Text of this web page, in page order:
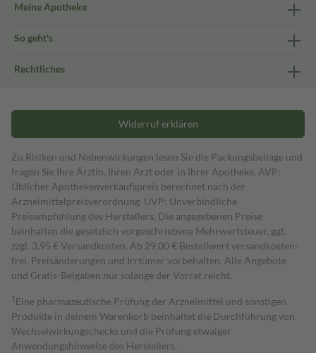
Meine Apotheke
So geht's
Rechtliches
Widerruf erklären
Zu Risiken und Nebenwirkungen lesen Sie die Packungsbeilage und
fragen Sie Ihre Ärztin, Ihren Arzt oder in Ihrer Apotheke. AVP:
Üblicher Apothekenverkaufspreis berechnet nach der
Arzneimittelpreisverordnung. UVP: Unverbindliche
Preisempfehlung des Herstellers. Die angegebenen Preise
beinhalten die gesetzlich vorgeschriebene Mehrwertsteuer, ggf.
zzgl. 3,95 € Versandkosten. Ab 29,00 € Bestell­wert versand­kosten­
frei. Preisänderungen und Irrtümer vorbehalten. Alle Angebote
und Gratis-Beigaben nur solange der Vorrat reicht.
1 Eine pharmazeutische Prüfung der Arzneimittel und sonstigen
Produkte in deinem Warenkorb beinhaltet die Durchführung von
Wechselwirkungschecks und die Prüfung etwaiger
Anwendungshinweise des Herstellers.